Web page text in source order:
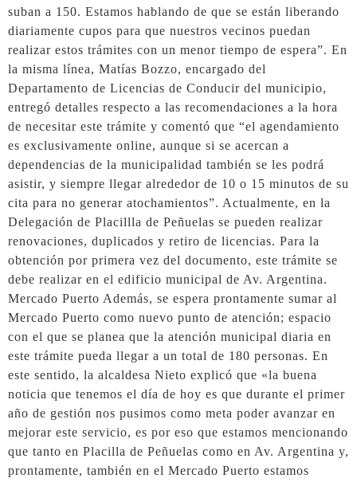
suban a 150. Estamos hablando de que se están liberando
diariamente cupos para que nuestros vecinos puedan
realizar estos trámites con un menor tiempo de espera”. En
la misma línea, Matías Bozzo, encargado del
Departamento de Licencias de Conducir del municipio,
entregó detalles respecto a las recomendaciones a la hora
de necesitar este trámite y comentó que “el agendamiento
es exclusivamente online, aunque si se acercan a
dependencias de la municipalidad también se les podrá
asistir, y siempre llegar alrededor de 10 o 15 minutos de su
cita para no generar atochamientos”. Actualmente, en la
Delegación de Placillla de Peñuelas se pueden realizar
renovaciones, duplicados y retiro de licencias. Para la
obtención por primera vez del documento, este trámite se
debe realizar en el edificio municipal de Av. Argentina.
Mercado Puerto Además, se espera prontamente sumar al
Mercado Puerto como nuevo punto de atención; espacio
con el que se planea que la atención municipal diaria en
este trámite pueda llegar a un total de 180 personas. En
este sentido, la alcaldesa Nieto explicó que «la buena
noticia que tenemos el día de hoy es que durante el primer
año de gestión nos pusimos como meta poder avanzar en
mejorar este servicio, es por eso que estamos mencionando
que tanto en Placilla de Peñuelas como en Av. Argentina y,
prontamente, también en el Mercado Puerto estamos